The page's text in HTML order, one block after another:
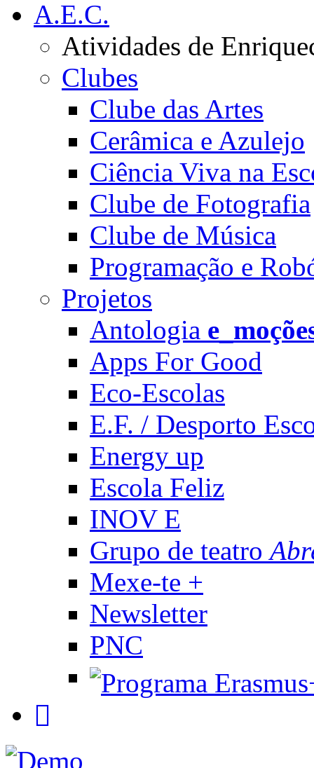
A.E.C.
Atividades de
Clubes
Clube das Artes
Cerâmica e Azulejo
Ciência Viva na
Clube de Fotografia
Clube de Música
Programação e
Projetos
Antologia
Apps For Good
Eco-Escolas
E.F. / Desporto
Energy up
Escola Feliz
INOV E
Grupo de teatro
Mexe-te +
Newsletter
PNC